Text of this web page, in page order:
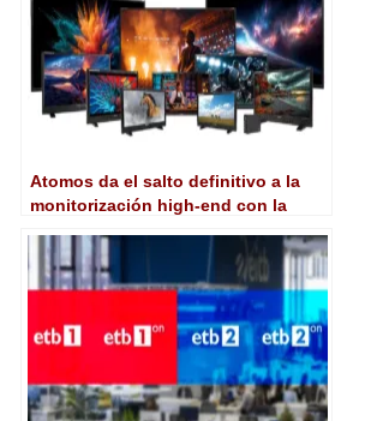
Atomos da el salto definitivo a la
monitorización high-end con la